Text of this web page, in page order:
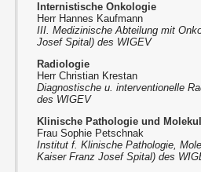
Internistische Onkologie
Herr Hannes Kaufmann
III. Medizinische Abteilung mit
Josef Spital) des WIGEV
Radiologie
Herr Christian Krestan
Diagnostische u. interventionelle
des WIGEV
Klinische Pathologie und
Frau Sophie Petschnak
Institut f. Klinische Pathologie,
Kaiser Franz Josef Spital) des